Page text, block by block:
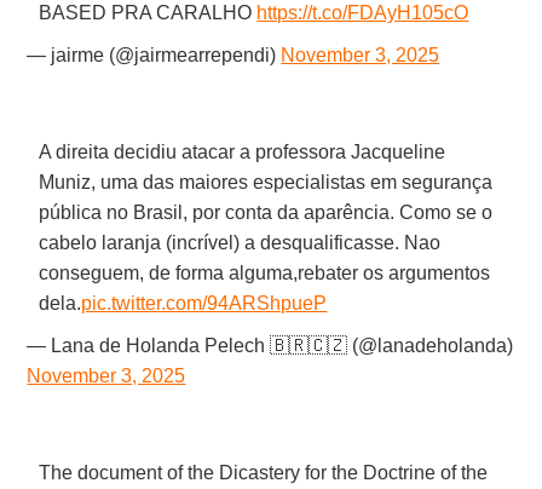
BASED PRA CARALHO https://t.co/FDAyH105cO
— jairme (@jairmearrependi) November 3, 2025
A direita decidiu atacar a professora Jacqueline
Muniz, uma das maiores especialistas em segurança
pública no Brasil, por conta da aparência. Como se o
cabelo laranja (incrível) a desqualificasse. Nao
conseguem, de forma alguma,rebater os argumentos
dela.pic.twitter.com/94ARShpueP
— Lana de Holanda Pelech 🇧🇷🇨🇿 (@lanadeholanda)
November 3, 2025
The document of the Dicastery for the Doctrine of the